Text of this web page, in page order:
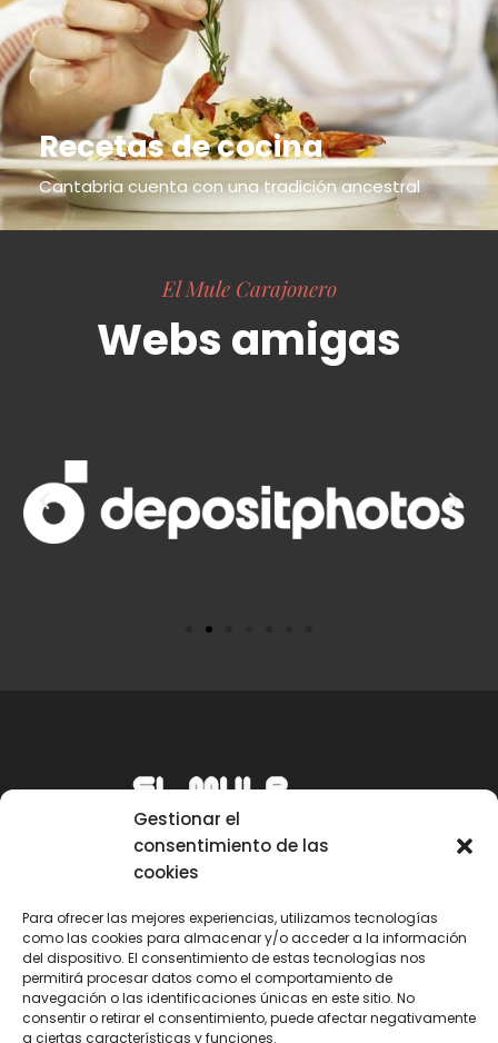
Gestionar el
consentimiento de las
cookies
Para ofrecer las mejores experiencias, utilizamos tecnologías
como las cookies para almacenar y/o acceder a la información
del dispositivo. El consentimiento de estas tecnologías nos
permitirá procesar datos como el comportamiento de
navegación o las identificaciones únicas en este sitio. No
consentir o retirar el consentimiento, puede afectar negativamente
a ciertas características y funciones.
Recetas de cocina
Cantabria cuenta con una tradición ancestral
El Mule Carajonero
Webs amigas
Email
mule@mulecarajonero.com